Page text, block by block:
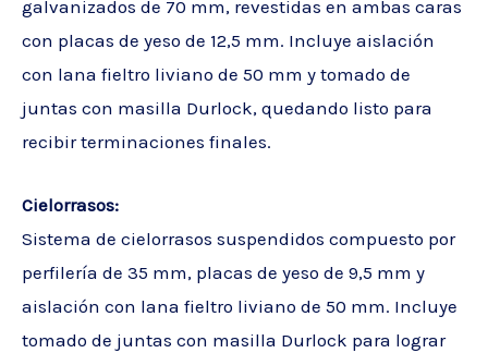
galvanizados de 70 mm, revestidas en ambas caras
con placas de yeso de 12,5 mm. Incluye aislación
con lana fieltro liviano de 50 mm y tomado de
juntas con masilla Durlock, quedando listo para
recibir terminaciones finales.
Cielorrasos:
Sistema de cielorrasos suspendidos compuesto por
perfilería de 35 mm, placas de yeso de 9,5 mm y
aislación con lana fieltro liviano de 50 mm. Incluye
tomado de juntas con masilla Durlock para lograr